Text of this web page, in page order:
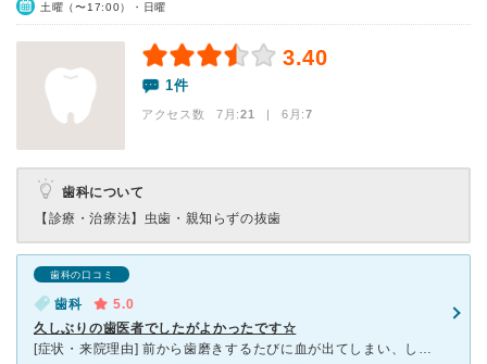
土曜（〜17:00）・日曜
3.40
1件
アクセス数 7月:21 | 6月:7
歯科について
【診療・治療法】 虫歯・親知らずの抜歯
歯科の口コミ
歯科
5.0
久しぶりの歯医者でしたがよかったです☆
[症状・来院理由] 前から歯磨きするたびに血が出てしまい、しみるのが気になってたのですが、 なかなか歯医者に行くのが怖く、ずっといけずにいました。知人からの評判が 良かったので行ってみることにし